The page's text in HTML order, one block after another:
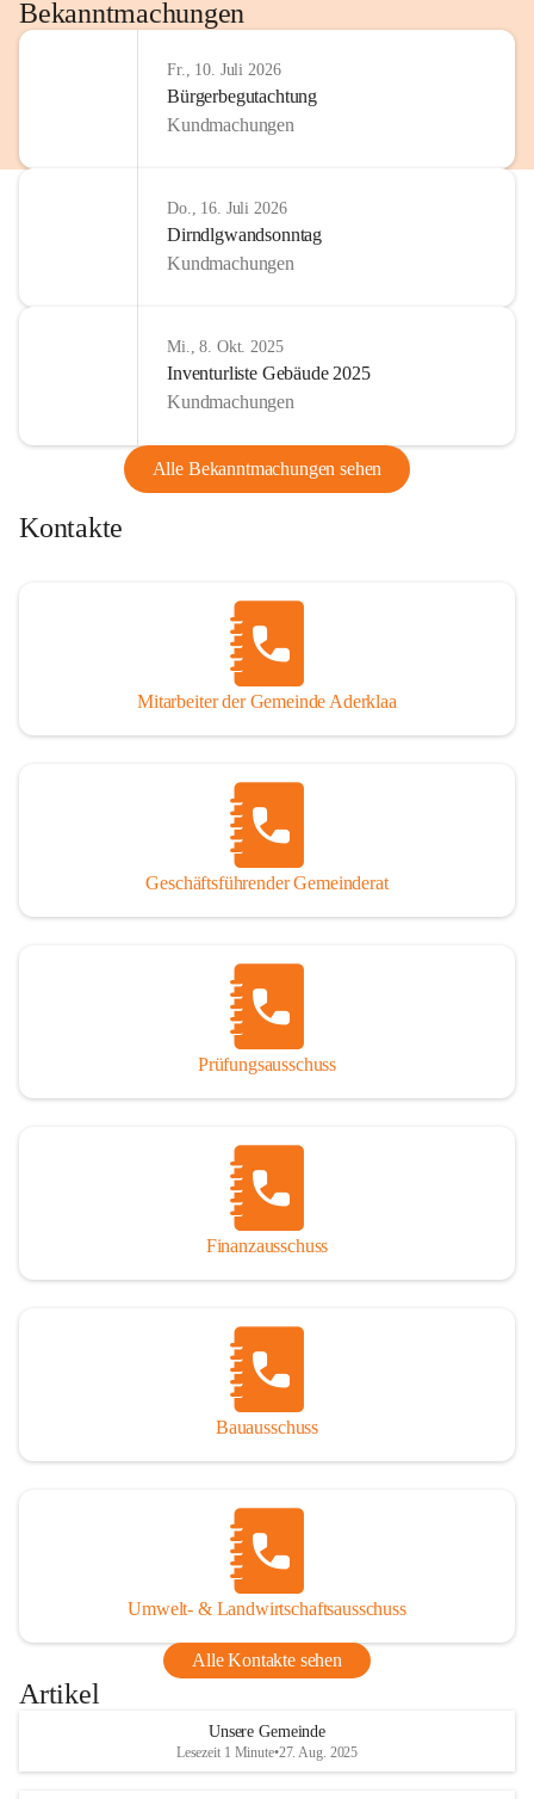
http://www.omv.com
Bekanntmachungen
Fr., 10. Juli 2026
Bürgerbegutachtung
Kundmachungen
Do., 16. Juli 2026
Dirndlgwandsonntag
Kundmachungen
Mi., 8. Okt. 2025
Inventurliste Gebäude 2025
Kundmachungen
Alle Bekanntmachungen sehen
Kontakte
Mitarbeiter der Gemeinde Aderklaa
Geschäftsführender Gemeinderat
Prüfungsausschuss
Finanzausschuss
Bauausschuss
Umwelt- & Landwirtschaftsausschuss
Alle Kontakte sehen
Artikel
Unsere Gemeinde
Lesezeit 1 Minute•27. Aug. 2025